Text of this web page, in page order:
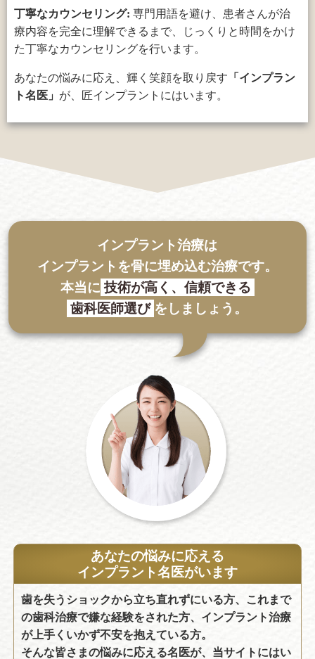
丁寧なカウンセリング: 専門用語を避け、患者さんが治
療内容を完全に理解できるまで、じっくりと時間をかけ
た丁寧なカウンセリングを行います。
あなたの悩みに応え、輝く笑顔を取り戻す 「インプラン
ト名医」 が、匠インプラントにはいます。
インプラント治療は
インプラントを骨に埋め込む治療です。
本当に 技術が高く、信頼できる
歯科医師選び をしましょう。
あなたの悩みに応える
インプラント名医がいます
歯を失うショックから立ち直れずにいる方、これまで
の歯科治療で嫌な経験をされた方、インプラント治療
が上手くいかず不安を抱えている方。
そんな皆さまの悩みに応える名医が、当サイトにはい